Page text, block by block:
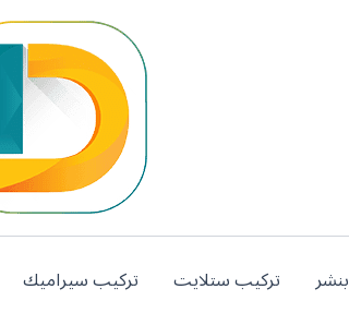
بنشر تركيب ستلايت تركيب سيراميك